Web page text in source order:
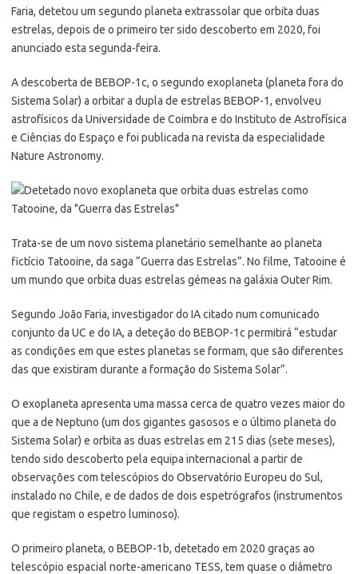
Faria, detetou um segundo planeta extrassolar que orbita duas
estrelas, depois de o primeiro ter sido descoberto em 2020, foi
anunciado esta segunda-feira.
A descoberta de BEBOP-1c, o segundo exoplaneta (planeta fora do
Sistema Solar) a orbitar a dupla de estrelas BEBOP-1, envolveu
astrofísicos da Universidade de Coimbra e do Instituto de Astrofísica
e Ciências do Espaço e foi publicada na revista da especialidade
Nature Astronomy.
Trata-se de um novo sistema planetário semelhante ao planeta
fictício Tatooine, da saga “Guerra das Estrelas”. No filme, Tatooine é
um mundo que orbita duas estrelas gémeas na galáxia Outer Rim.
Segundo João Faria, investigador do IA citado num comunicado
conjunto da UC e do IA, a deteção do BEBOP-1c permitirá “estudar
as condições em que estes planetas se formam, que são diferentes
das que existiram durante a formação do Sistema Solar”.
O exoplaneta apresenta uma massa cerca de quatro vezes maior do
que a de Neptuno (um dos gigantes gasosos e o último planeta do
Sistema Solar) e orbita as duas estrelas em 215 dias (sete meses),
tendo sido descoberto pela equipa internacional a partir de
observações com telescópios do Observatório Europeu do Sul,
instalado no Chile, e de dados de dois espetrógrafos (instrumentos
que registam o espetro luminoso).
O primeiro planeta, o BEBOP-1b, detetado em 2020 graças ao
telescópio espacial norte-americano TESS, tem quase o diâmetro